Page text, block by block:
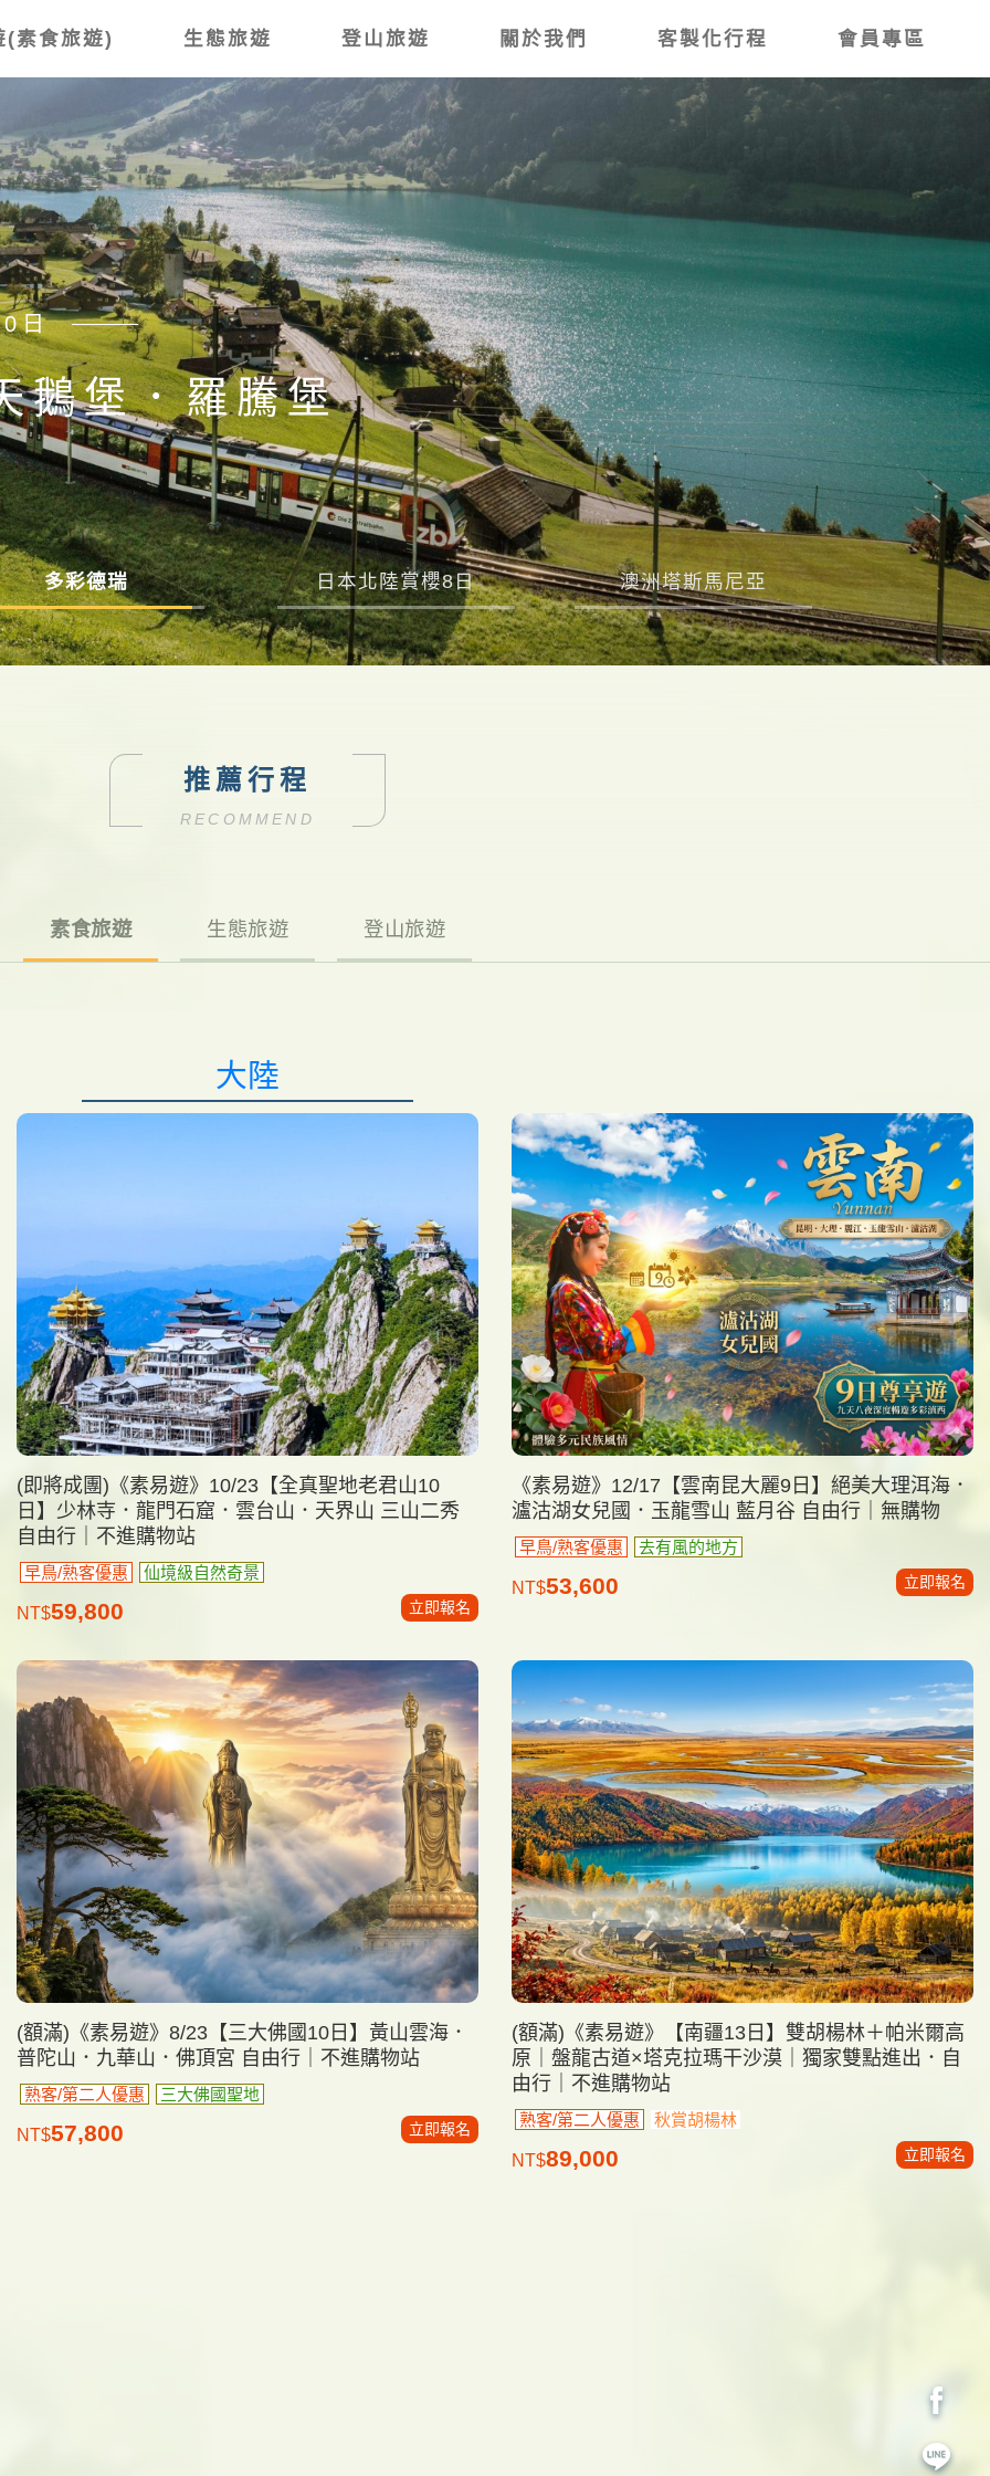
素食旅遊) 生態旅遊 登山旅遊 關於我們 客製化行程 會員專區
櫻8日
上高地．木曾路古道．阿智村桃
山與花的交響曲
多彩德瑞 日本北陸賞櫻8日 澳洲塔斯馬尼亞
推薦行程
RECOMMEND
素食旅遊 生態旅遊 登山旅遊
大陸
(即將成團)《素易遊》10/23【全真聖地老君山10
日】少林寺．龍門石窟．雲台山．天界山 三山二秀
自由行｜不進購物站
早鳥/熟客優惠 仙境級自然奇景
NT$59,800 立即報名
《素易遊》12/17【雲南昆大麗9日】絕美大理洱海．
瀘沽湖女兒國．玉龍雪山 藍月谷 自由行｜無購物
早鳥/熟客優惠 去有風的地方
NT$53,600 立即報名
(額滿)《素易遊》8/23【三大佛國10日】黃山雲海．
普陀山．九華山．佛頂宮 自由行｜不進購物站
熟客/第二人優惠 三大佛國聖地
NT$57,800 立即報名
(額滿)《素易遊》【南疆13日】雙胡楊林＋帕米爾高
原｜盤龍古道×塔克拉瑪干沙漠｜獨家雙點進出．自
由行｜不進購物站
熟客/第二人優惠 秋賞胡楊林
NT$89,000 立即報名